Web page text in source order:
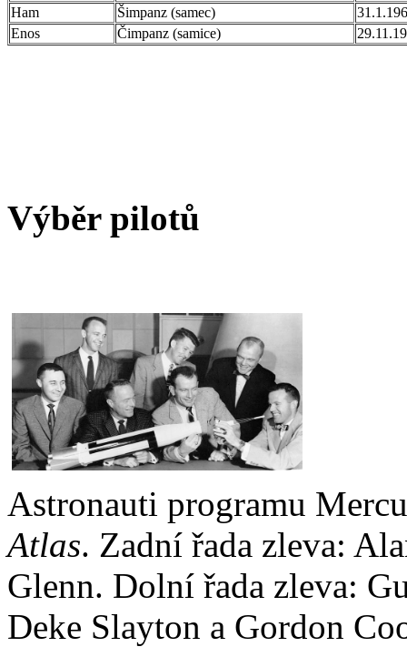
Ham
Šimpanz (samec)
Enos
Čimpanz (samice)
Výběr pilotů
Astronauti programu
Atlas. Zadní řada zleva:
Glenn. Dolní řada zleva:
Deke Slayton a Gordon